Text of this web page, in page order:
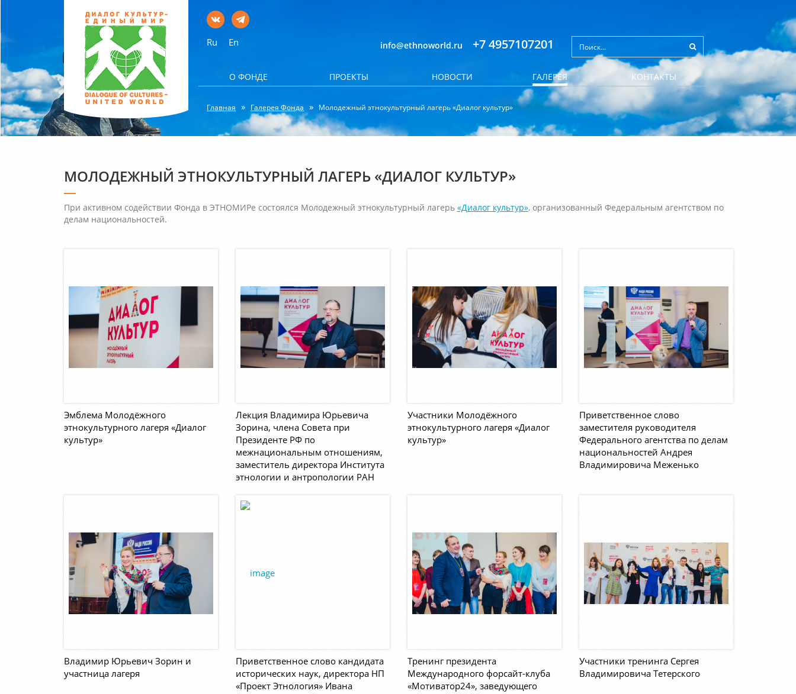
Ru En info@ethnoworld.ru +7 4957107201
О ФОНДЕ ПРОЕКТЫ НОВОСТИ ГАЛЕРЕЯ КОНТАКТЫ
Главная Галерея Фонда Молодежный этнокультурный лагерь «Диалог культур»
МОЛОДЕЖНЫЙ ЭТНОКУЛЬТУРНЫЙ ЛАГЕРЬ «ДИАЛОГ КУЛЬТУР»
При активном содействии Фонда в ЭТНОМИРе состоялся Молодежный этнокультурный лагерь «Диалог культур», организованный Федеральным агентством по
делам национальностей.
Эмблема Молодёжного
этнокультурного лагеря «Диалог
культур»
Лекция Владимира Юрьевича
Зорина, члена Совета при
Президенте РФ по
межнациональным отношениям,
заместитель директора Института
этнологии и антропологии РАН
Участники Молодёжного
этнокультурного лагеря «Диалог
культур»
Приветственное слово
заместителя руководителя
Федерального агентства по делам
национальностей Андрея
Владимировича Меженько
Владимир Юрьевич Зорин и
участница лагеря
Приветственное слово кандидата
исторических наук, директора НП
«Проект Этнология» Ивана
Тренинг президента
Международного форсайт-клуба
«Мотиватор24», заведующего
Участники тренинга Сергея
Владимировича Тетерского